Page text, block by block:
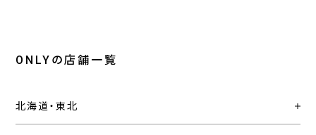
ONLYの店舗一覧
北海道・東北